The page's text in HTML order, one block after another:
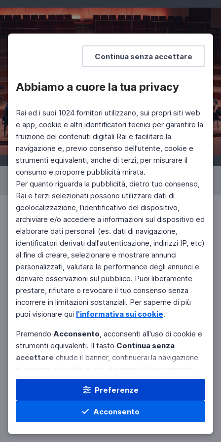
Continua senza accettare
Abbiamo a cuore la tua privacy
Rai ed i suoi 1024 fornitori utilizzano, sui propri siti web
e app, cookie e altri identificatori tecnici per garantire la
fruizione dei contenuti digitali Rai e facilitare la
navigazione e, previo consenso dell'utente, cookie e
strumenti equivalenti, anche di terzi, per misurare il
consumo e proporre pubblicità mirata.
Per quanto riguarda la pubblicità, dietro tuo consenso,
Rai e terzi selezionati possono utilizzare dati di
geolocalizzazione, l'identificativo del dispositivo,
archiviare e/o accedere a informazioni sul dispositivo ed
elaborare dati personali (es. dati di navigazione,
identificatori derivati dall'autenticazione, indirizzi IP, etc)
al fine di creare, selezionare e mostrare annunci
personalizzati, valutare le performance degli annunci e
derivare osservazioni sul pubblico. Puoi liberamente
prestare, rifiutare o revocare il tuo consenso senza
incorrere in limitazioni sostanziali. Per saperne di più
puoi visionare qui l'informativa sui cookie.
Premendo Acconsento, acconsenti all'uso di cookie e
strumenti equivalenti. Il tasto Continua senza
accettare chiude il banner, continuerai la navigazione
in assenza di cookie o altri strumenti di tracciamento
diversi da quelli tecnici e riceverai pubblicità non
personalizzata. Usa il pulsantePreferenze
selezionare in modo analitico soltanto alcune finalità,
terze parti e cookie, negare il consenso o revocare
Preferenze
Acconsento
1 Concerto di Pasqua 2024